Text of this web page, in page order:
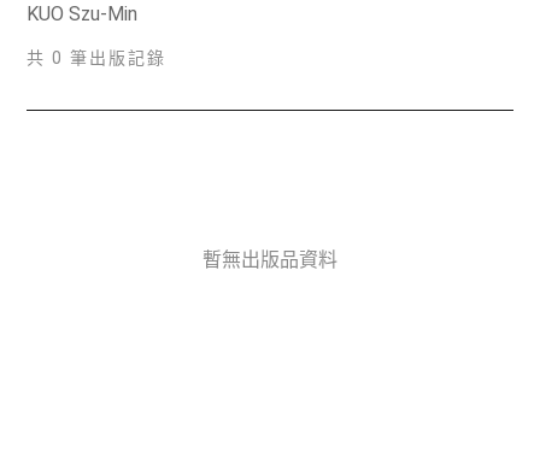
KUO Szu-Min
共 0 筆出版記錄
暫無出版品資料